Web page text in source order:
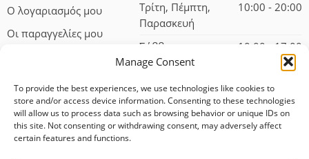
Manage Consent
To provide the best experiences, we use technologies like cookies to
store and/or access device information. Consenting to these technologies
will allow us to process data such as browsing behavior or unique IDs on
this site. Not consenting or withdrawing consent, may adversely affect
certain features and functions.
Ο λογαριασμός μου
Οι παραγγελίες μου
Τρίτη, Πέμπτη,
Παρασκευή
10:00 - 20:00
Σάββατο 10:00 - 17:00